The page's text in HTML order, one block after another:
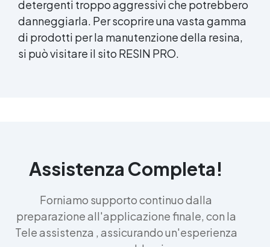
detergenti troppo aggressivi che potrebbero
danneggiarla. Per scoprire una vasta gamma
di prodotti per la manutenzione della resina,
si può visitare il sito RESIN PRO.
Assistenza Completa!
Forniamo supporto continuo dalla
preparazione all'applicazione finale, con la
Tele assistenza , assicurando un'esperienza